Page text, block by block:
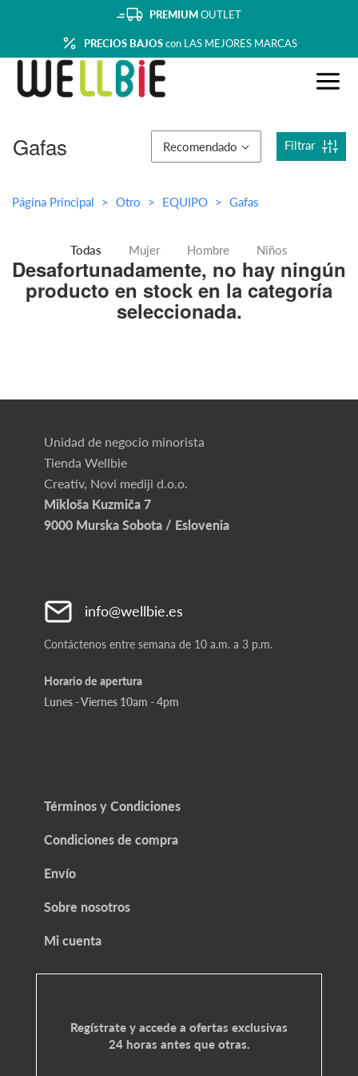
PREMIUMOUTLET
PRECIOS BAJOScon LAS MEJORES MARCAS
Gafas Recomendado Filtrar
Página Principal Otro EQUIPO Gafas
Todas Mujer Hombre Niños
Desafortunadamente, no hay ningún
producto en stock en la categoría
seleccionada.
Unidad de negocio minorista
Tienda Wellbie
Creativ, Novi mediji d.o.o.
Mikloša Kuzmiča 7
9000 Murska Sobota / Eslovenia
info@wellbie.es
Contáctenos entre semana de 10 a.m. a 3 p.m.
Horario de apertura
Lunes - Viernes 10am - 4pm
Términos y Condiciones
Condiciones de compra
Envío
Sobre nosotros
Mi cuenta
Regístrate y accede a ofertas exclusivas
24 horas antes que otras.